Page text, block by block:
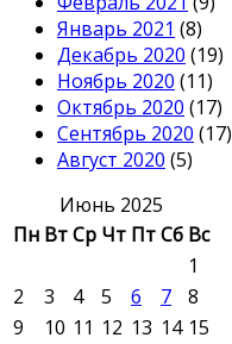
Январь 2021 (8)
Декабрь 2020 (19)
Ноябрь 2020 (11)
Октябрь 2020 (17)
Сентябрь 2020 (17)
Август 2020 (5)
Июнь 2025
Пн ВтСр Чт ПтСб Вс
1
2
3 4 5 6 7
8
9
10 11 12 13 14 15